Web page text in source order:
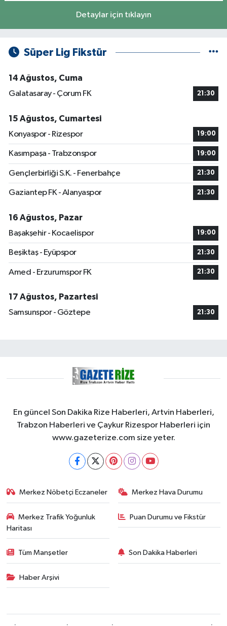
Detaylar için tıklayın
Süper Lig Fikstür
14 Ağustos, Cuma
Galatasaray - Çorum FK
21:30
15 Ağustos, Cumartesi
Konyaspor - Rizespor
19:00
Kasımpaşa - Trabzonspor 19:00
Gençlerbirliği S.K. - Fenerbahçe 21:30
Gaziantep FK - Alanyaspor 21:30
16 Ağustos, Pazar
Başakşehir - Kocaelispor
19:00
Beşiktaş - Eyüpspor 21:30
Amed - Erzurumspor FK 21:30
17 Ağustos, Pazartesi
Samsunspor - Göztepe
21:30
En güncel Son Dakika Rize Haberleri, Artvin Haberleri,
Trabzon Haberleri ve Çaykur Rizespor Haberleri için
www.gazeterize.com size yeter.
Merkez Nöbetçi Eczaneler Merkez Hava Durumu
Merkez Trafik Yoğunluk
Haritası
Puan Durumu ve Fikstür
Tüm Manşetler Son Dakika Haberleri
Haber Arşivi